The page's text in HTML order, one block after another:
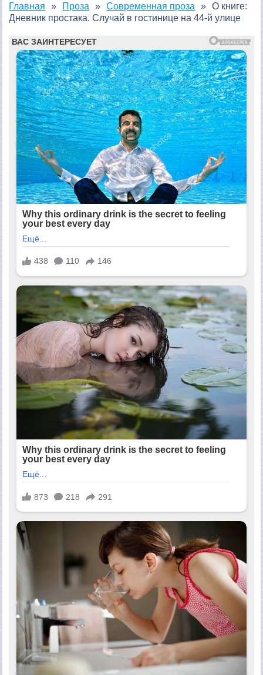
Главная Проза Современная проза
О книге:
Дневник простака. Случай в гостинице на 44-й улице